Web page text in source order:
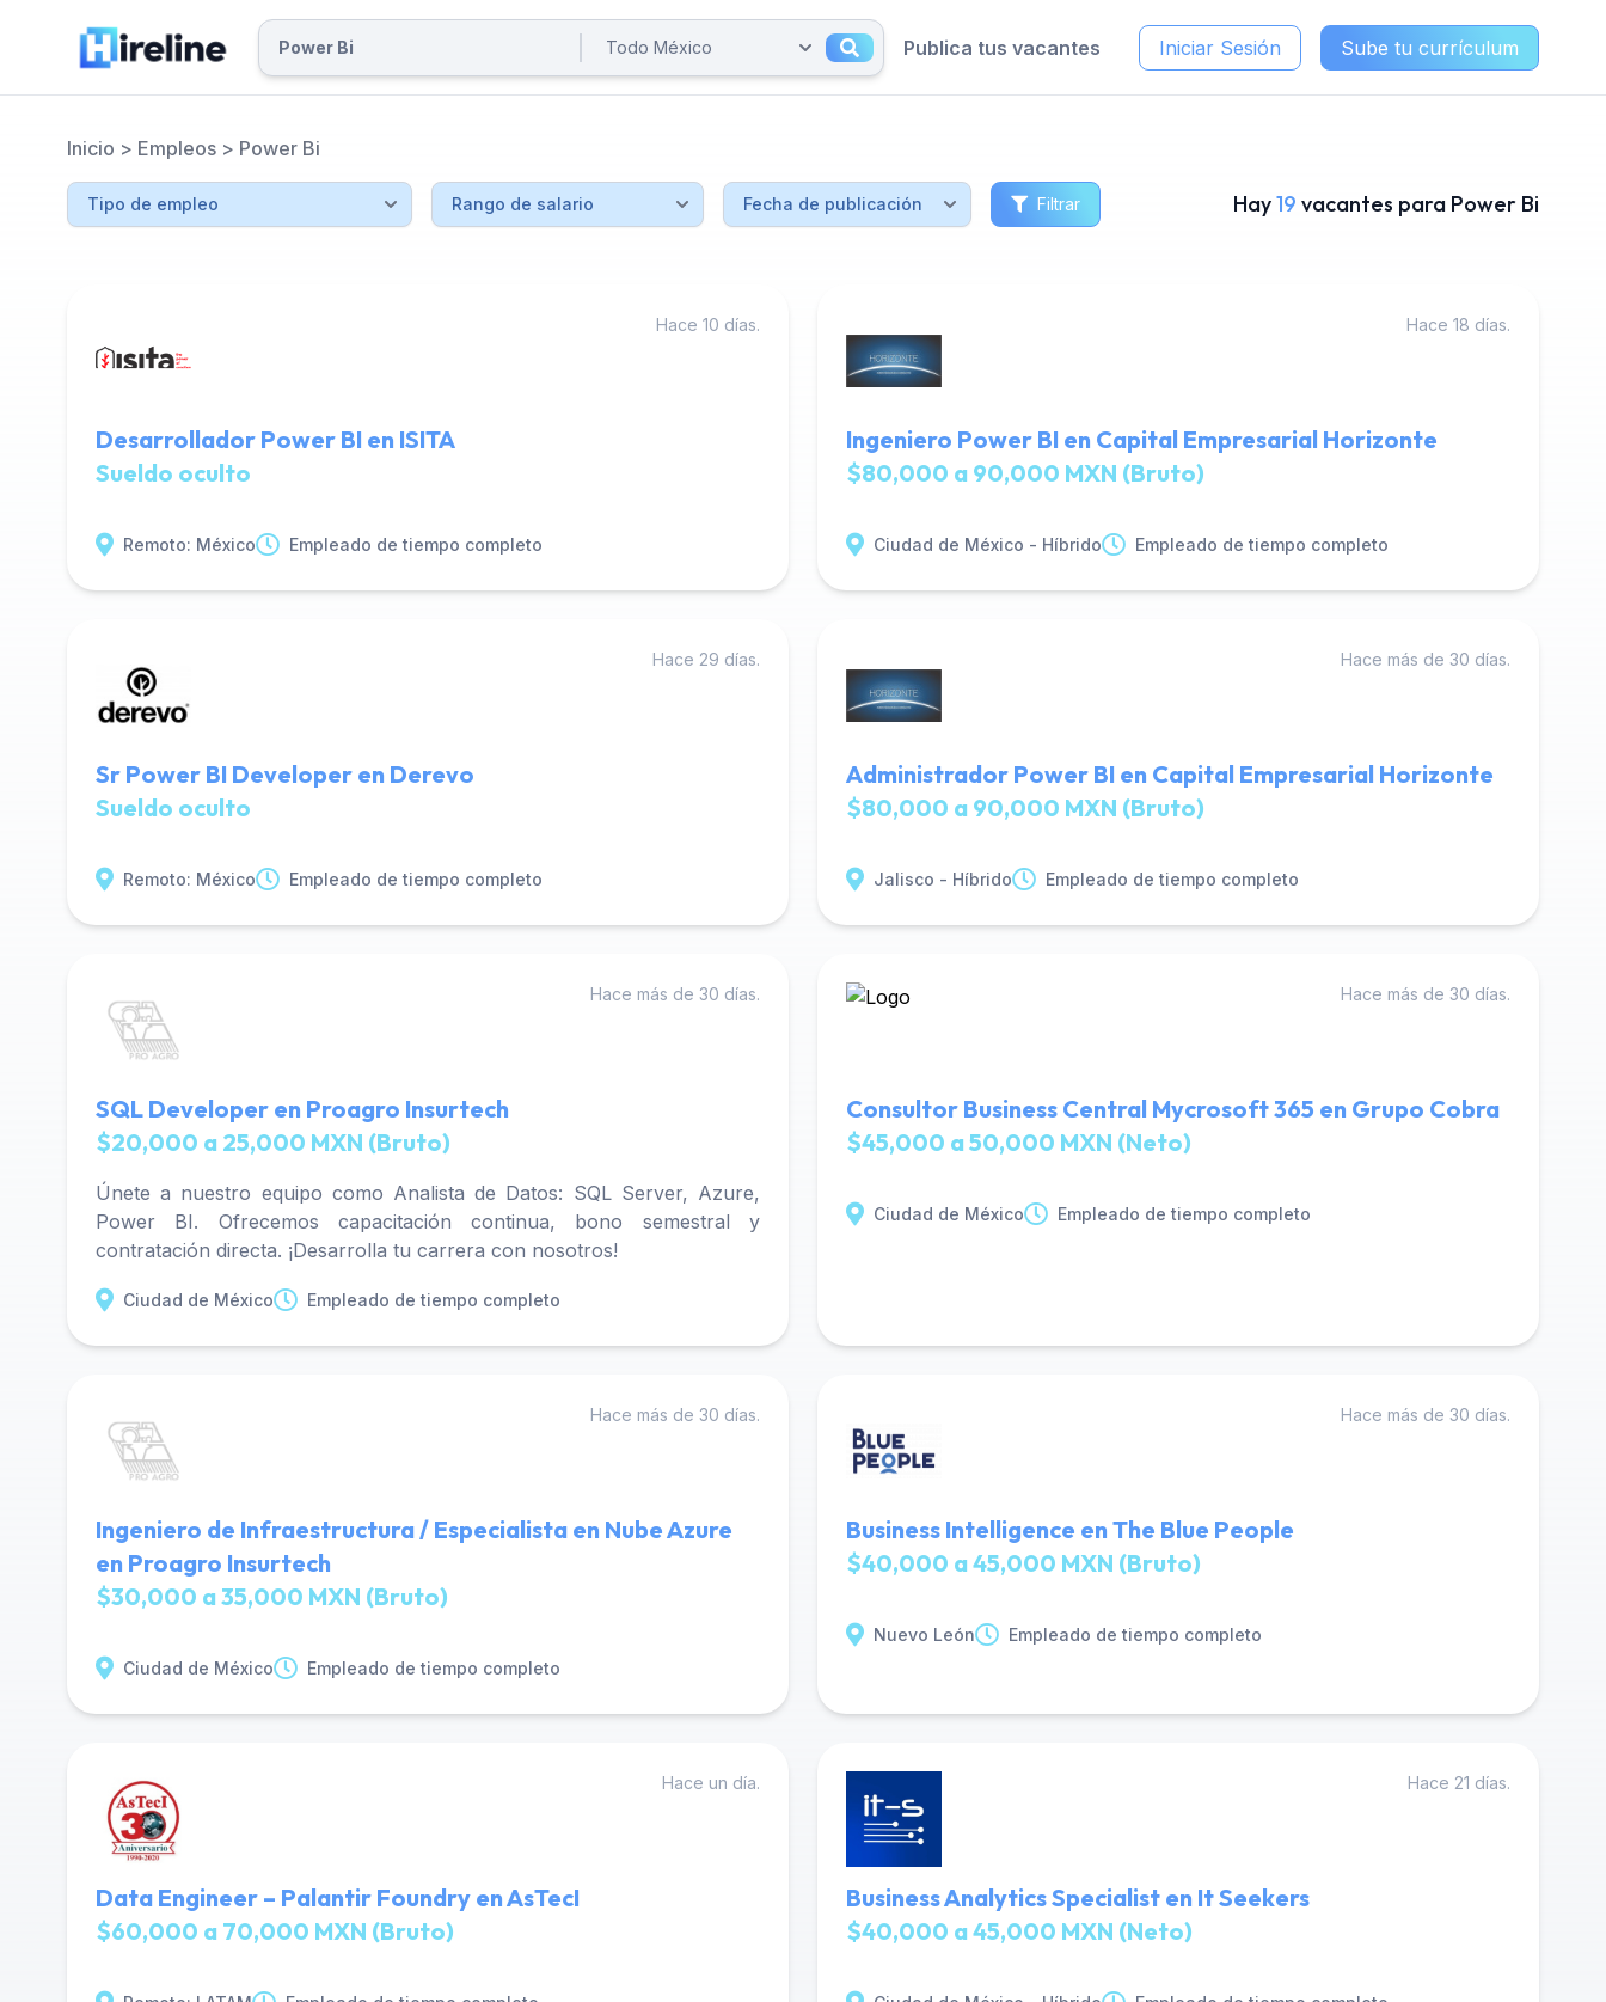
Publica tus vacantes Iniciar Sesión Sube tu currículum
Inicio > Empleos > Power Bi
Filtrar Hay19 vacantes para Power Bi
Hace 10 días.
Desarrollador Power BI en ISITA
Sueldo oculto
Remoto: México Empleado de tiempo completo
Hace 18 días.
Ingeniero Power BI en Capital Empresarial Horizonte
$80,000 a 90,000 MXN (Bruto)
Ciudad de México - Híbrido Empleado de tiempo completo
Hace 29 días.
Sr Power BI Developer en Derevo
Sueldo oculto
Remoto: México Empleado de tiempo completo
Hace más de 30 días.
Administrador Power BI en Capital Empresarial Horizonte
$80,000 a 90,000 MXN (Bruto)
Jalisco - Híbrido Empleado de tiempo completo
Hace más de 30 días.
SQL Developer en Proagro Insurtech
$20,000 a 25,000 MXN (Bruto)
Únete a nuestro equipo como Analista de Datos: SQL Server, Azure,
Power BI. Ofrecemos capacitación continua, bono semestral y
contratación directa. ¡Desarrolla tu carrera con nosotros!
Ciudad de México Empleado de tiempo completo
Hace más de 30 días.
Consultor Business Central Mycrosoft 365 en Grupo Cobra
$45,000 a 50,000 MXN (Neto)
Ciudad de México Empleado de tiempo completo
Hace más de 30 días.
Ingeniero de Infraestructura / Especialista en Nube Azure
en Proagro Insurtech
$30,000 a 35,000 MXN (Bruto)
Ciudad de México Empleado de tiempo completo
Hace más de 30 días.
Business Intelligence en The Blue People
$40,000 a 45,000 MXN (Bruto)
Nuevo León Empleado de tiempo completo
Hace un día.
Data Engineer – Palantir Foundry en AsTecI
$60,000 a 70,000 MXN (Bruto)
Hace 21 días.
Business Analytics Specialist en It Seekers
$40,000 a 45,000 MXN (Neto)